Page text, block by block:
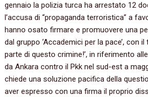
‬gennaio la polizia turca ha arrestato‭ ‬12‭
l’accusa di‭ “‬propaganda terroristica‭” ‬a
hanno osato firmare e promuovere una
dal gruppo‭ ‘‬Accademici per la pace‭’‬,‭ ‬con
parte di questo crimine‭!’‬,‭ ‬in riferimento
da Ankara contro il Pkk nel sud-est a
chiede una soluzione pacifica della
aver espresso con una firma il proprio